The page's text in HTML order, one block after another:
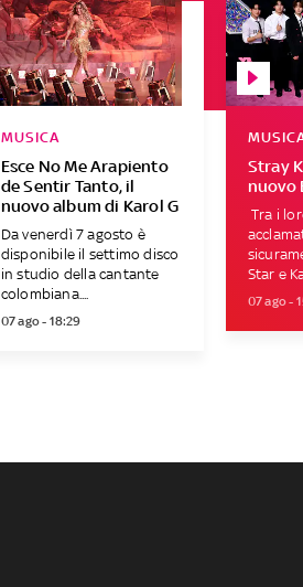
Esce No Me Arapiento
de Sentir Tanto, il
nuovo album di Karol G
MUSICA
Da venerdì 7 agosto è
disponibile il settimo disco
in studio della cantante
colombiana....
07 ago - 18:29
Stray
nuovo
Tra i
Star e
07 ago -